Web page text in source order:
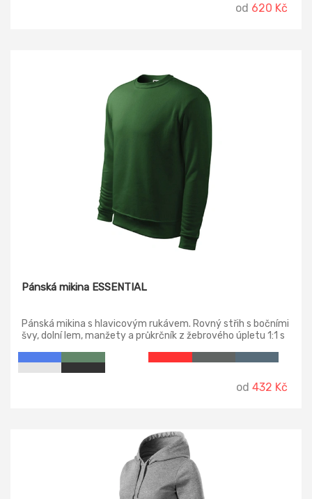
od 620 Kč
Pánská mikina ESSENTIAL
Pánská mikina s hlavicovým rukávem. Rovný střih s bočními
švy, dolní lem, manžety a průkrčník z žebrového úpletu 1:1 s
od 432 Kč